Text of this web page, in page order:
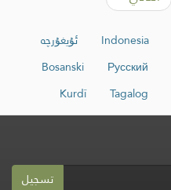
Indonesia
ئۇيغۇرچە
Русский
Bosanski
Tagalog
Kurdî
تسجيل